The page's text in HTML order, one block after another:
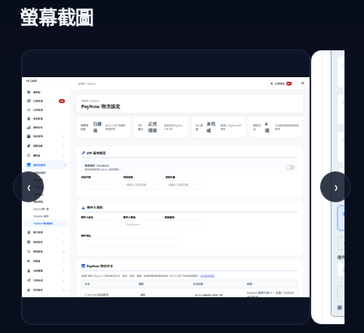
螢幕截圖
‹ ›